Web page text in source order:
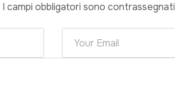
I campi obbligatori sono contrassegnati